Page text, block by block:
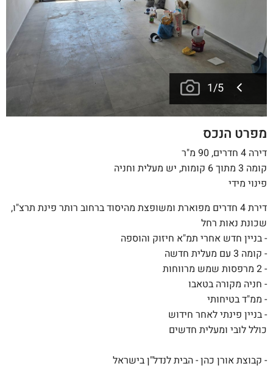
1/5
מפרט הנכס
דירה 4 חדרים, 90 מ"ר
קומה 3 מתוך 6 קומות, יש מעלית וחניה
פינוי מידי
דירת 4 חדרים מפוארת ומשופצת מהיסוד ברחוב רותר פינת תרצ"ו,
שכונת נאות רחל
- בניין חדש אחרי תמ"א חיזוק והוספה
- קומה 3 עם מעלית חדשה
- 2 מרפסות שמש מרווחות
- חניה מקורה בטאבו
- ממ"ד בטיחותי
- בניין פינתי לאחר חידוש
כולל לובי ומעלית חדשים
- קבוצת אורן כהן - הבית לנדל"ן בישראל